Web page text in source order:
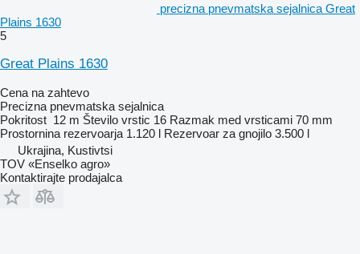
precizna pnevmatska sejalnica Great
Plains 1630
5
Great Plains 1630
Cena na zahtevo
Precizna pnevmatska sejalnica
Pokritost 12 m Število vrstic 16 Razmak med vrsticami 70 mm
Prostornina rezervoarja 1.120 l Rezervoar za gnojilo 3.500 l
Ukrajina, Kustivtsi
TOV «Enselko agro»
Kontaktirajte prodajalca